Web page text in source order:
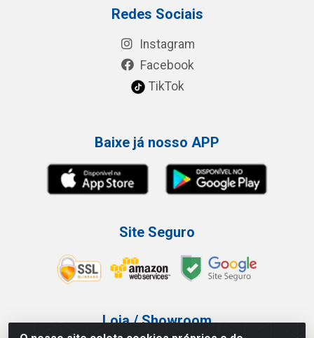
Redes Sociais
Instagram
Facebook
TikTok
Baixe já nosso APP
Site Seguro
Loja / Showroom